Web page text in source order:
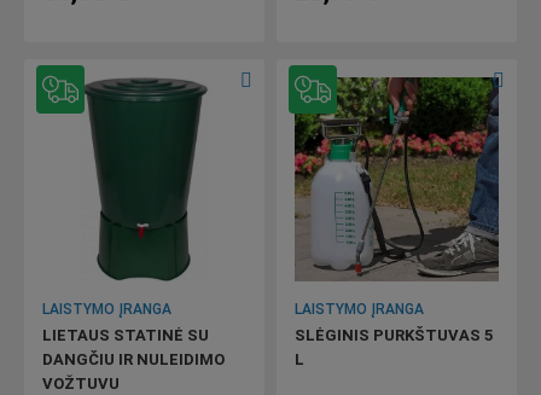
LAISTYMO ĮRANGA
LIETAUS STATINĖ SU
DANGČIU IR NULEIDIMO
VOŽTUVU
LAISTYMO ĮRANGA
SLĖGINIS PURKŠTUVAS 5
L